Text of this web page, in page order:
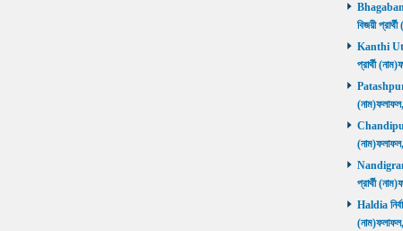
বিজয়ী
Kanthi
প্রার্থী
Patashpur
Chandipur
Nandigram
প্রার্থী
Haldia